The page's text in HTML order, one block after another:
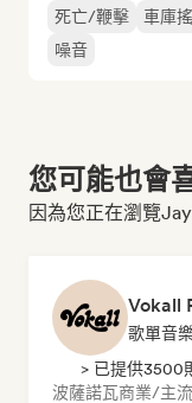
死亡/鞭擊 車庫
噪音
您可能也會
因為您正在瀏覽
Vokall
歌單音
> 已提供3500
波薩諾瓦商業/主流